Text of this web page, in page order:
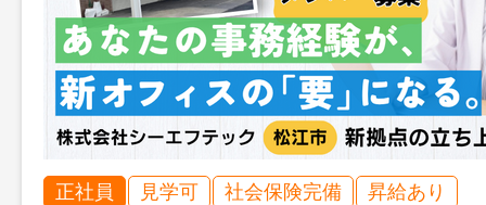
正社員 見学可 社会保険完備
昇給あり